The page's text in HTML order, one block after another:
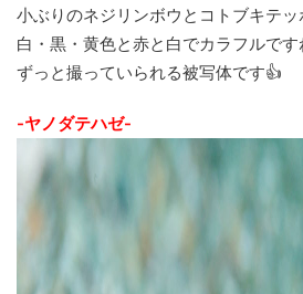
小ぶりのネジリンボウとコトブキテ
白・黒・黄色と赤と白でカラフルで
ずっと撮っていられる被写体です👍
-ヤノダテハゼ-